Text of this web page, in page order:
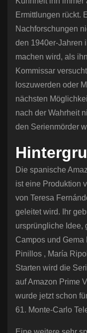
Ermittlungen rückt.
Nachforschungen
den 1940er-Jahren
machen wird, als
Kommissar
loszuwerden oder
nächsten
nach der Wahrheit
den Serienmörder
Die spanische
ist eine Produktion
von Teresa
geleitet wird. Ihr
ursprüngliche Idee,
Campos und
Pinillos , María
Starten wird die
auf Amazon Prime
wurde jetzt schon
61. Monte-Carlo